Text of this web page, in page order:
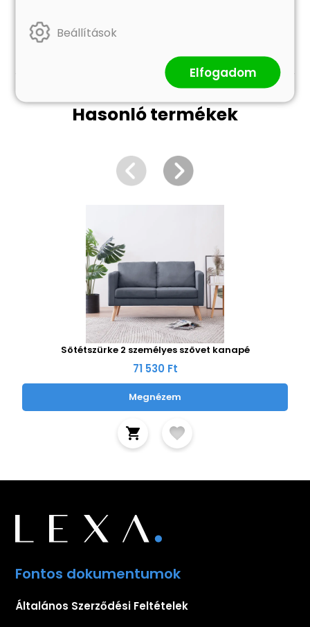
4 db párna
Hasonló termékek
Sötétszürke 2 személyes szövet kanapé
71 530 Ft
Megnézem
Fontos dokumentumok
Általános Szerződési Feltételek
Beállítások
Elfogadom